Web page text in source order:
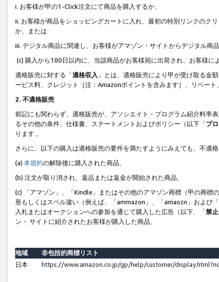
i. お客様が甲の1-Click注文にて商品を購入するか、
ii. お客様が商品をショッピングカートに入れ、最初の特別リンクのク
か、または
iii. デジタル商品に関連し、お客様がアマゾン・サイトからデジタル
(c) 購入から180日以内に、当該商品がお客様宛に出荷され、お客様
適格販売に対する「適格収入 」とは、適格販売により甲が受け取る金
ービス料、クレジット［注：Amazonポイントを含みます］、リベー
2. 不適格販売
前記にも関わらず、適格販売が、アソシエイト・プログラム紹介料率
るその他の条件、仕様書、ステートメントおよびポリシー（以下「プ
ります 。
さらに、以下の購入は適格販売の要件を満たすようにみえても、不適
(a) 本規約の解除後に購入された商品、
(b) 注文が取り消され、返品または返金が開始された商品、
(c) 「アマゾン」、「Kindle」またはその他のアマゾン商標（甲の商
形もしくはスペル違い（例えば、「ammazon」、「amaozn」および
入札またはオークションへの参加を通じて購入した広告（以下、「禁
ン・ サイトに紹介されたお客様が購入した商品、
地域
非包括的商標リスト
日本
https://www.amazon.co.jp/gp/help/customer/